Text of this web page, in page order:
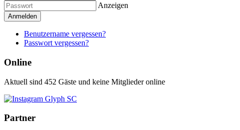
Anzeigen
Anmelden
Benutzername vergessen?
Passwort vergessen?
Online
Aktuell sind 452 Gäste und keine Mitglieder online
Partner